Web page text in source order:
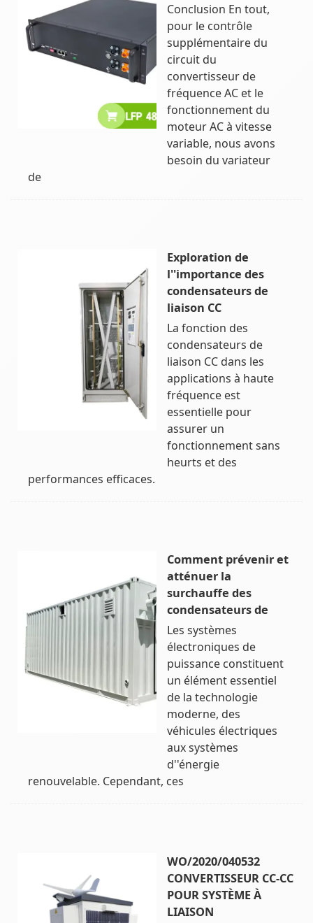
Conclusion En tout,
pour le contrôle
supplémentaire du
circuit du
convertisseur de
fréquence AC et le
fonctionnement du
moteur AC à vitesse
variable, nous avons
besoin du variateur
de
Exploration de
l''importance des
condensateurs de
liaison CC
La fonction des
condensateurs de
liaison CC dans les
applications à haute
fréquence est
essentielle pour
assurer un
fonctionnement sans
heurts et des
performances efficaces.
Comment prévenir et
atténuer la
surchauffe des
condensateurs de
Les systèmes
électroniques de
puissance constituent
un élément essentiel
de la technologie
moderne, des
véhicules électriques
aux systèmes
d''énergie
renouvelable. Cependant, ces
WO/2020/040532
CONVERTISSEUR CC-CC
POUR SYSTÈME À
LIAISON